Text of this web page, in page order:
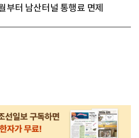
부터 남산터널 통행료 면제